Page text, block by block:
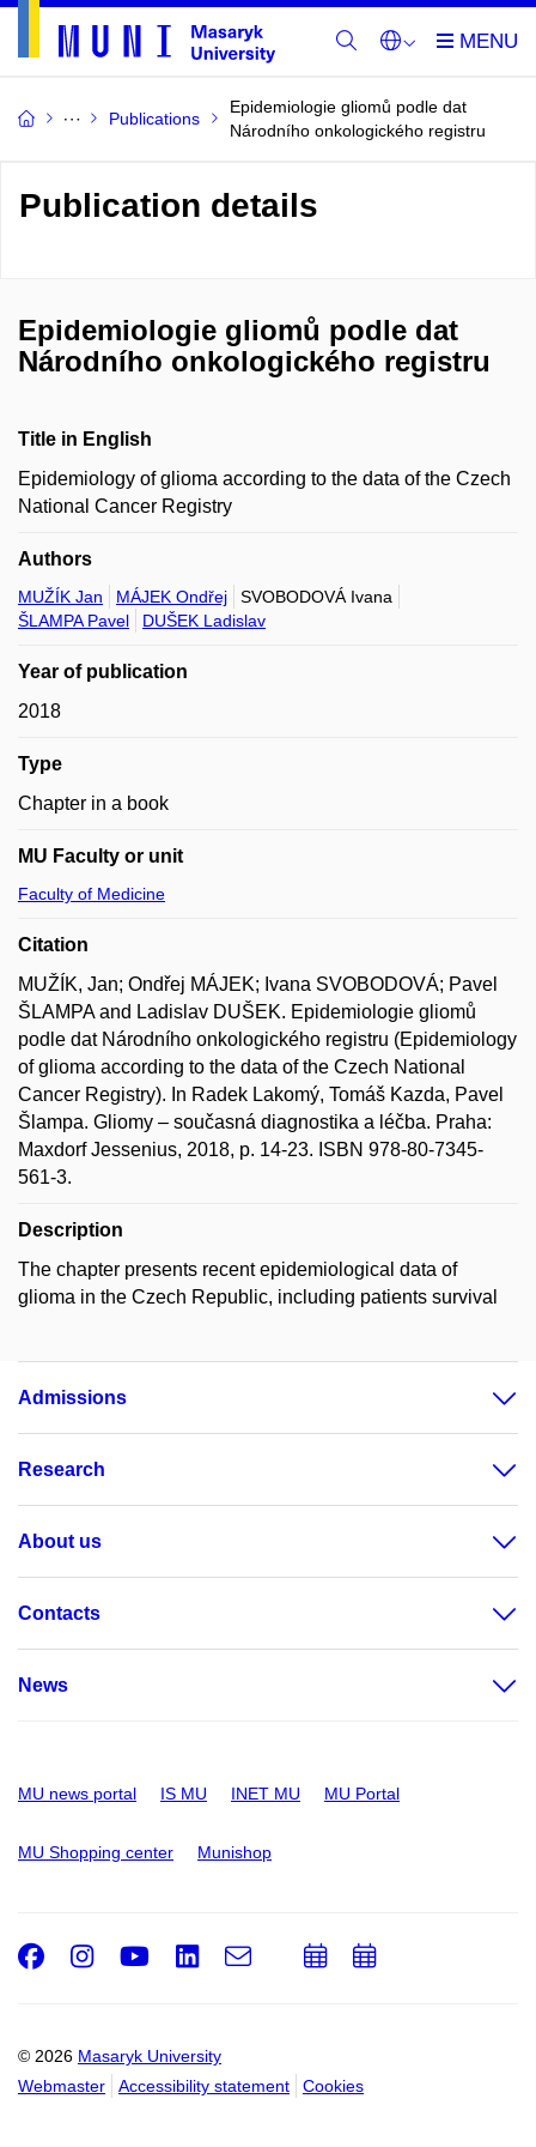
Publications
Epidemiologie gliomů podle dat
Národního onkologického registru
Publication details
Epidemiologie gliomů podle dat
Národního onkologického registru
Title in English
Epidemiology of glioma according to the data of the Czech
National Cancer Registry
Authors
MUŽÍK Jan MÁJEK Ondřej
SVOBODOVÁ Ivana
ŠLAMPA Pavel
DUŠEK Ladislav
Year of publication
2018
Type
Chapter in a book
MU Faculty or unit
Faculty of Medicine
Citation
MUŽÍK, Jan; Ondřej MÁJEK; Ivana SVOBODOVÁ; Pavel
ŠLAMPA and Ladislav DUŠEK. Epidemiologie gliomů
podle dat Národního onkologického registru (Epidemiology
of glioma according to the data of the Czech National
Cancer Registry). In Radek Lakomý, Tomáš Kazda, Pavel
Šlampa. Gliomy – současná diagnostika a léčba. Praha:
Maxdorf Jessenius, 2018, p. 14-23. ISBN 978-80-7345-
561-3.
Description
The chapter presents recent epidemiological data of
glioma in the Czech Republic, including patients survival
Admissions
Research
About us
Contacts
News
MU news portal IS MU INET MU MU Portal
MU Shopping center Munishop
© 2026 Masaryk University
Webmaster
Accessibility statement Cookies
Facebook
Instagram
Youtube
LinkedIn
e-
AddAdd